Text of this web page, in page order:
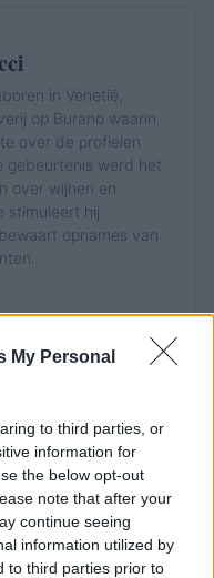
My Personal
to third parties, or
information for
the below opt-out
note that after your
continue seeing
information utilized by
to third parties prior to
in Venetië,
op Burano waarin
over de profielen
gebeurtenis werd het
over wijnen en
stimuleert hij
opnames van